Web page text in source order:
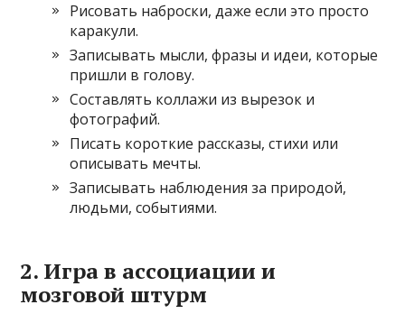
Рисовать наброски, даже если это просто
каракули.
Записывать мысли, фразы и идеи, которые
пришли в голову.
Составлять коллажи из вырезок и
фотографий.
Писать короткие рассказы, стихи или
описывать мечты.
Записывать наблюдения за природой,
людьми, событиями.
2. Игра в ассоциации и
мозговой штурм